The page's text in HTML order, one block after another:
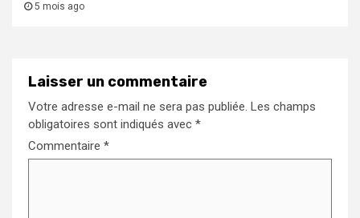
5 mois ago
Laisser un commentaire
Votre adresse e-mail ne sera pas publiée. Les champs
obligatoires sont indiqués avec *
Commentaire *